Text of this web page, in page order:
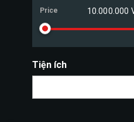
Price 10.000.000
Tiện ích